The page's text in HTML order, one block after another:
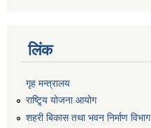
लिंक
गृह मन्त्रालय
राष्टि्ृय योजना आयोग
शहरी बिकास तथा भवन निर्माण विभाग